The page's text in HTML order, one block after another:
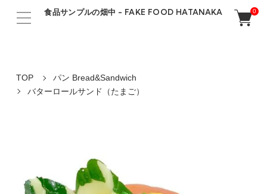
食品サンプルの畑中 - FAKE FOOD HATANAKA 0
TOP
パン Bread&Sandwich
バターロールサンド（たまご）